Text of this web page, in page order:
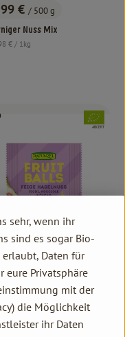
€ / 500 g
Nuss Mix
€ / 1kg
Warenkorb hinzufügen
€/ 49 g
, Verband:
, Kontrollstelle:
ABCERT
Produkt zu Favouriten hinzufügen
sehr, wenn ihr
sind es sogar Bio-
Daten für
eure Privatsphäre
mit der
die Möglichkeit
ihr Daten